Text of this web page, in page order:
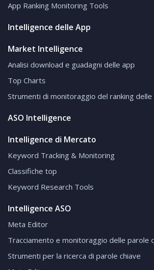
App Ranking Monitoring Tools
Intelligence delle App
Market Intelligence
Analisi download e guadagni delle app
Top Charts
Strumenti di monitoraggio del ranking delle
ASO Intelligence
Intelligence di Mercato
Keyword Tracking & Monitoring
Classifiche top
Keyword Research Tools
Intelligence ASO
Meta Editor
Tracciamento e monitoraggio delle parole
Strumenti per la ricerca di parole chiave